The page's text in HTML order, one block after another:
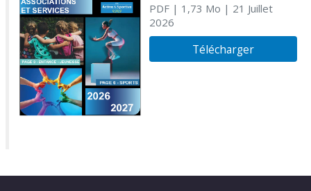
PDF| 1,73 Mo | 21 Juillet
2026
Télécharger